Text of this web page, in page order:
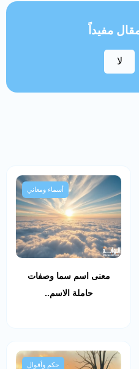
مفيداً
لا
أسماء ومعاني
معنى اسم سما وصفات
حاملة الاسم..
حكم وأقوال